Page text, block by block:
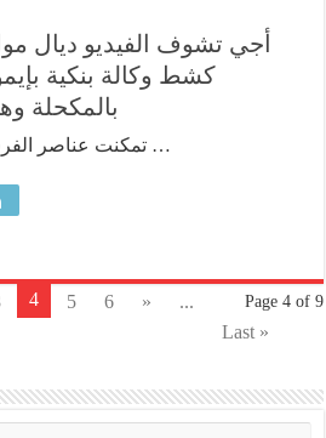
أجي تشوف الفيديو ديال
كشط وكالة بنكية
بالمكحلة
تمكنت عناصر الفرقة الجهوية الشرطة …
Page 4 of 9
4 5 6 »
...
Last »